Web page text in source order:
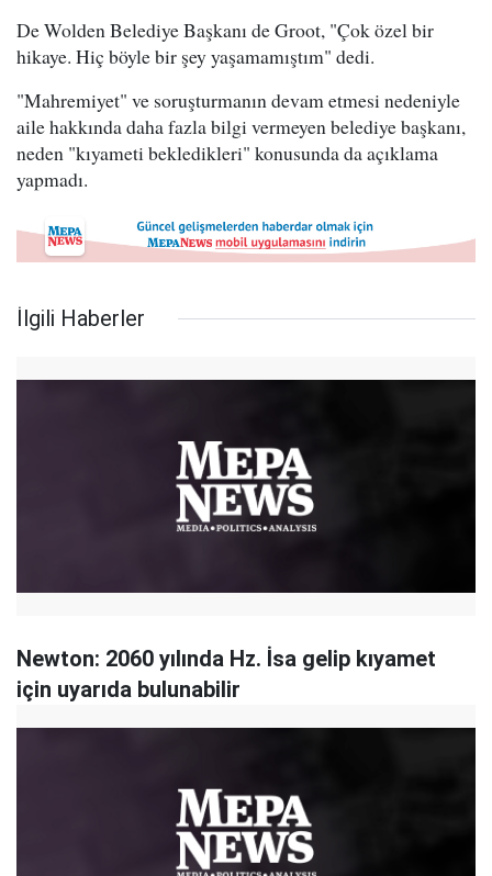
De Wolden Belediye Başkanı de Groot, "Çok özel bir
hikaye. Hiç böyle bir şey yaşamamıştım" dedi.
"Mahremiyet" ve soruşturmanın devam etmesi nedeniyle
aile hakkında daha fazla bilgi vermeyen belediye başkanı,
neden "kıyameti bekledikleri" konusunda da açıklama
yapmadı.
İlgili Haberler
Newton: 2060 yılında Hz. İsa gelip kıyamet
için uyarıda bulunabilir